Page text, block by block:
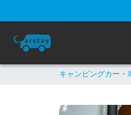
キャンピングカー・